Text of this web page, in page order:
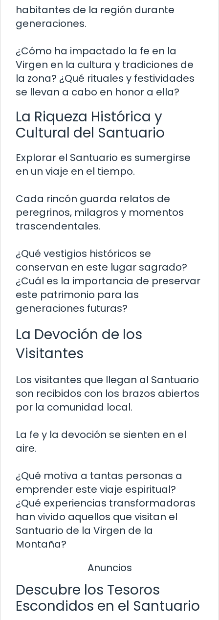
habitantes de la región durante
generaciones.
¿Cómo ha impactado la fe en la
Virgen en la cultura y tradiciones de
la zona? ¿Qué rituales y festividades
se llevan a cabo en honor a ella?
La Riqueza Histórica y
Cultural del Santuario
Explorar el Santuario es sumergirse
en un viaje en el tiempo.
Cada rincón guarda relatos de
peregrinos, milagros y momentos
trascendentales.
¿Qué vestigios históricos se
conservan en este lugar sagrado?
¿Cuál es la importancia de preservar
este patrimonio para las
generaciones futuras?
La Devoción de los
Visitantes
Los visitantes que llegan al Santuario
son recibidos con los brazos abiertos
por la comunidad local.
La fe y la devoción se sienten en el
aire.
¿Qué motiva a tantas personas a
emprender este viaje espiritual?
¿Qué experiencias transformadoras
han vivido aquellos que visitan el
Santuario de la Virgen de la
Montaña?
Anuncios
Descubre los Tesoros
Escondidos en el Santuario